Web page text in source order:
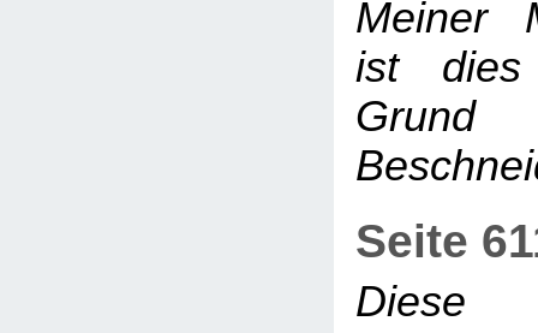
Meiner
ist dies
Seite
Diese